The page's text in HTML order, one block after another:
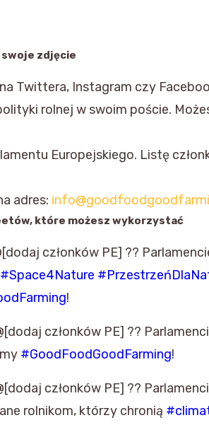
zdjęcie
Twittera, Instagram czy
rolnej w swoim poście.
Europejskiego. Listę
adres:
które możesz wykorzystać
członków PE] ??
#Space4Nature
!
członków PE] ??
#GoodFoodGoodFarming!
członków PE] ??
rolnikom, którzy chronią